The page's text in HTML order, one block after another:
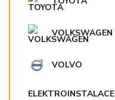
VOLKSWAGEN
VOLVO
ELEKTROINSTALACE